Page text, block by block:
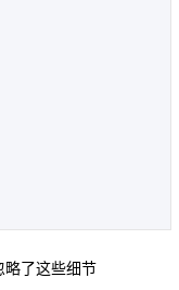
略了这些细节